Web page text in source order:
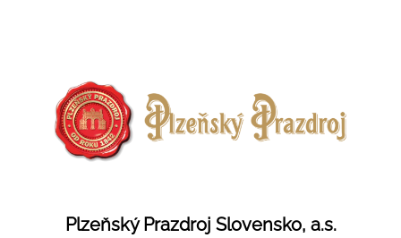
Plzeňský Prazdroj Slovensko, a.s.